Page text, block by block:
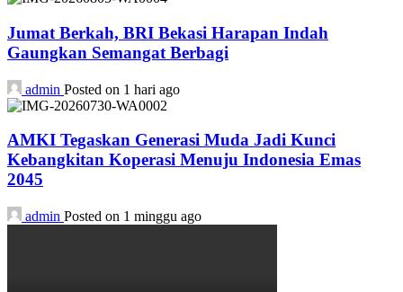
Jumat Berkah, BRI Bekasi Harapan Indah
Gaungkan Semangat Berbagi
admin Posted on 1 hari ago
AMKI Tegaskan Generasi Muda Jadi Kunci
Kebangkitan Koperasi Menuju Indonesia Emas
2045
admin Posted on 1 minggu ago